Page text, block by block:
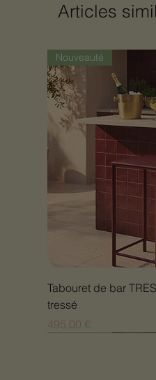
Articles
Nouveauté
Tabouret de bar
tressé
Prix
495,00 €